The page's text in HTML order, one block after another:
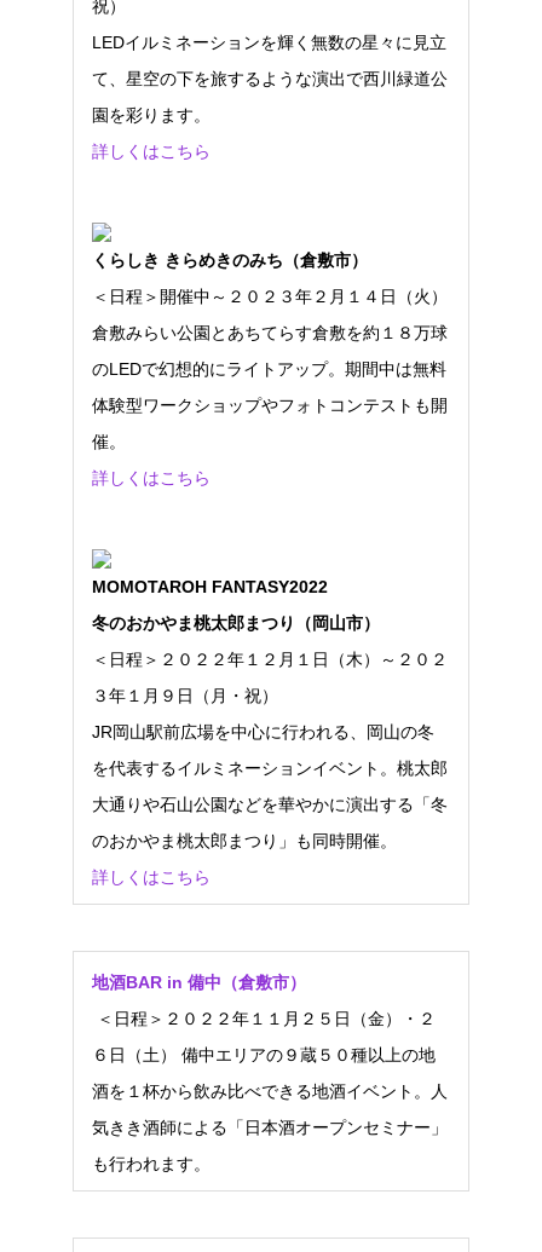
祝）
LEDイルミネーションを輝く無数の星々に見立
て、星空の下を旅するような演出で西川緑道公
園を彩ります。
詳しくはこちら
くらしき きらめきのみち（倉敷市）
＜日程＞開催中～２０２３年２月１４日（火）
倉敷みらい公園とあちてらす倉敷を約１８万球
のLEDで幻想的にライトアップ。期間中は無料
体験型ワークショップやフォトコンテストも開
催。
詳しくはこちら
MOMOTAROH FANTASY2022
冬のおかやま桃太郎まつり（岡山市）
＜日程＞２０２２年１２月１日（木）～２０２
３年１月９日（月・祝）
JR岡山駅前広場を中心に行われる、岡山の冬
を代表するイルミネーションイベント。桃太郎
大通りや石山公園などを華やかに演出する「冬
のおかやま桃太郎まつり」も同時開催。
詳しくはこちら
地酒BAR in 備中（倉敷市）
＜日程＞２０２２年１１月２５日（金）・２
６日（土） 備中エリアの９蔵５０種以上の地
酒を１杯から飲み比べできる地酒イベント。人
気きき酒師による「日本酒オープンセミナー」
も行われます。